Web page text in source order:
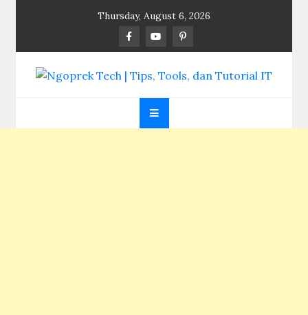
Thursday, August 6, 2026
Ngoprek Tech | Tips,
Tools, dan Tutorial